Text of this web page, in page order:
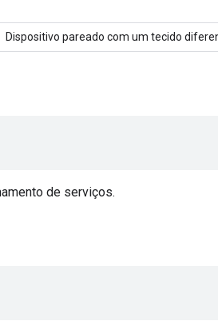
Dispositivo pareado com um tecido
de serviços.